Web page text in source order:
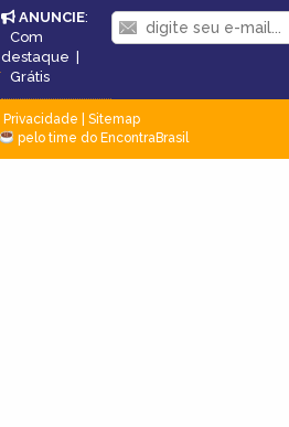
ANUNCIE:
Com
destaque |
Grátis
Privacidade
Sitemap
pelo time do EncontraBrasil